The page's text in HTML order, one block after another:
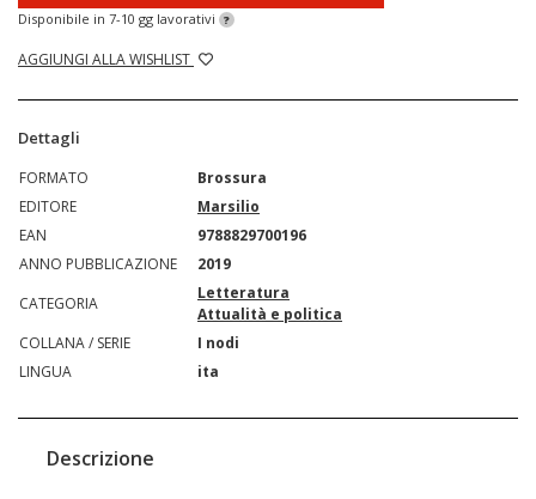
Disponibile in 7-10 gg lavorativi ?
AGGIUNGI ALLA WISHLIST
Dettagli
FORMATO
Brossura
EDITORE
Marsilio
EAN
9788829700196
ANNO PUBBLICAZIONE
2019
CATEGORIA
Letteratura
Attualità e politica
COLLANA / SERIE
I nodi
LINGUA
ita
Descrizione